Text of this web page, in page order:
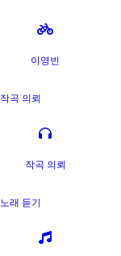
이영빈
작곡 의뢰
작곡 의뢰
노래 듣기